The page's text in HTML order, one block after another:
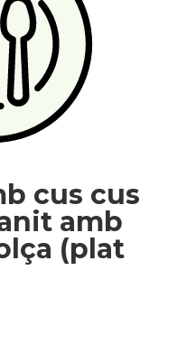
cus cus
amb
(plat